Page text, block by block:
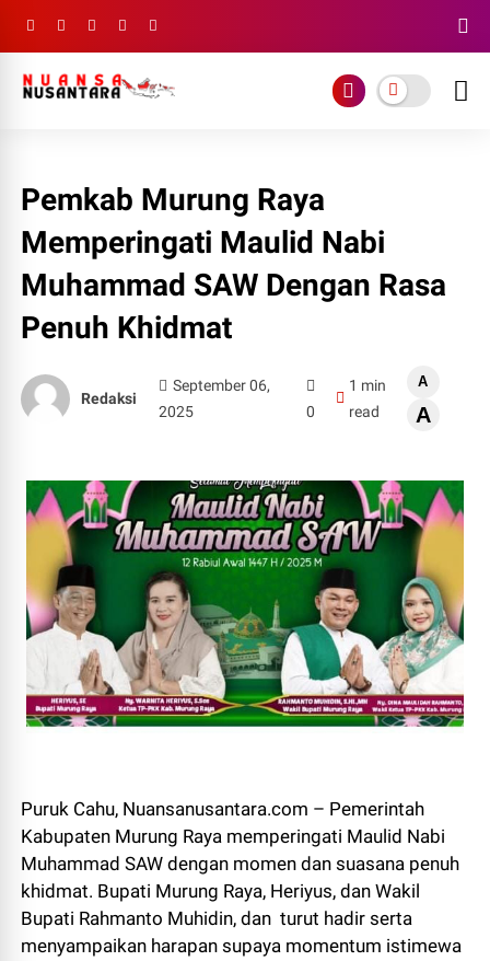
Pemkab Murung Raya
Memperingati Maulid Nabi
Muhammad SAW Dengan Rasa
Penuh Khidmat
Redaksi
September 06,
2025
0
1 min
read
A
A
Puruk Cahu, Nuansanusantara.com – Pemerintah
Kabupaten Murung Raya memperingati Maulid Nabi
Muhammad SAW dengan momen dan suasana penuh
khidmat. Bupati Murung Raya, Heriyus, dan Wakil
Bupati Rahmanto Muhidin, dan turut hadir serta
menyampaikan harapan supaya momentum istimewa